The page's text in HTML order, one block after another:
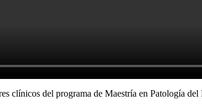
del programa de Maestría en Patología del